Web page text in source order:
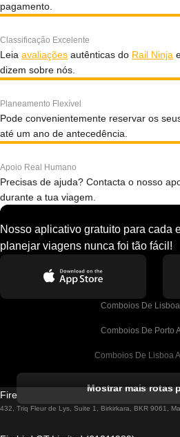
pagamento.
Classificação Excelente
Leia avaliações autênticas do Rail Ninja
dizem sobre nós.
Planeamento Flexível
Pode convenientemente reservar os
até um ano de antecedência.
Apoio Real Humano
Precisas de ajuda? Contacta o nosso
durante a tua viagem.
Nosso aplicativo gratuito para cada
planejar viagens nunca foi tão fácil!
Comboios De Lisboa
Comboios De Porto
Comboios De Lisboa
Comboios De Lisboa
Mostrar mais rotas
Firebird GT Limited (OC 1451)
432, Triq Fleur de Lys, Suite 1, Birkirkara, BKR 9061,